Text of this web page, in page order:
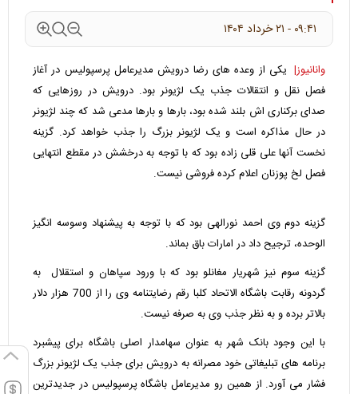
۰۹:۴۱ - ۲۱ خرداد ۱۴۰۴
وانانیوز| یکی از وعده های رضا درویش مدیرعامل پرسپولیس در آغاز
فصل نقل و انتقالات جذب یک لژیونر بود. درویش در روزهایی که
صدای برکناری اش بلند شده بود، بارها و بارها مدعی شد که چند لژیونر
در حال مذاکره است و یک لژیونر بزرگ را جذب خواهد کرد. گزینه
نخست آنها علی قلی زاده بود که با توجه به درخشش در مقطع انتهایی
فصل لخ پوزنان اعلام کرده فروشی نیست.
گزینه دوم وی احمد نورالهی بود که با توجه به پیشنهاد وسوسه انگیز
الوحده، ترجیح داد در امارات باق بماند.
گزینه سوم نیز شهریار مغانلو بود که با ورود سپاهان و استقلال به
گردونه رقابت باشگاه الاتحاد کلبا رقم رضایتنامه وی را از 700 هزار دلار
بالاتر برده و به نظر جذب وی به صرفه نیست.
با این وجود بانک شهر به عنوان سهامدار اصلی باشگاه برای پیشبرد
برنامه های تبلیغاتی خود مصرانه به درویش برای جذب یک لژیونر بزرگ
فشار می آورد. از همین رو مدیرعامل باشگاه پرسپولیس در جدیدترین